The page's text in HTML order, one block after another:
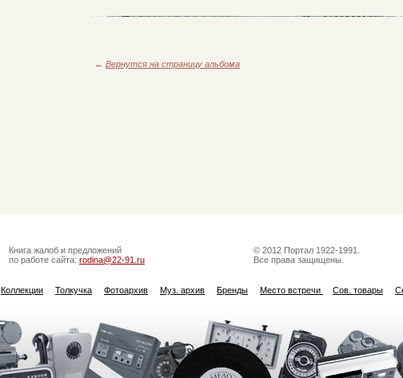
← Вернутся на страницу альбома
Книга жалоб и предложений
по работе сайта: rodina@22-91.ru
© 2012 Портал 1922-1991.
Все права защищены.
Коллекции Толкучка Фотоархив Муз. архив Бренды Место встречи Сов. товары